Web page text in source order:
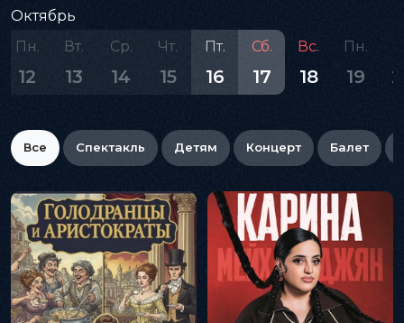
Октябрь
Пн.
12
Вт.
13
Ср.
14
Чт.
15
Пт.
16
Сб.
17
Вс.
18
Пн.
19
Все Спектакль Детям Концерт Балет